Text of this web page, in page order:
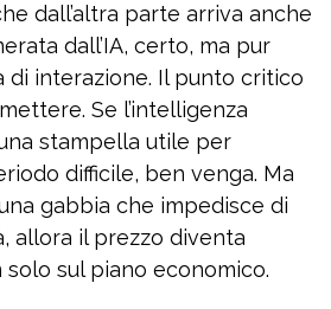
dall’altra parte arriva anche
dall’IA, certo, ma pur
di interazione. Il punto critico
Se l’intelligenza
stampella utile per
difficile, ben venga. Ma
gabbia che impedisce di
allora il prezzo diventa
sul piano economico.